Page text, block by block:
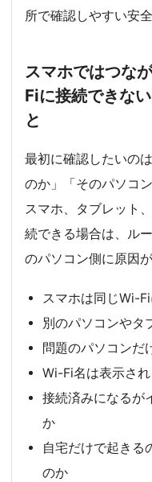
所で確認しやすい安
スマホではつな
Fiに接続できな
と
最初に確認したいの
のか」「そのパソコ
スマホ、タブレット
続できる場合は、ル
のパソコン側に原因
スマホは同じWi-
別のパソコンやタ
問題のパソコンだ
Wi-Fi名は表示さ
接続済みになるが
か
自宅だけで起きる
のか